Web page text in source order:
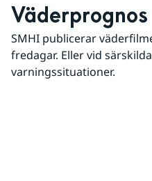
Väderprognos
SMHI publicerar
fredagar. Eller vid
varningssituationer.